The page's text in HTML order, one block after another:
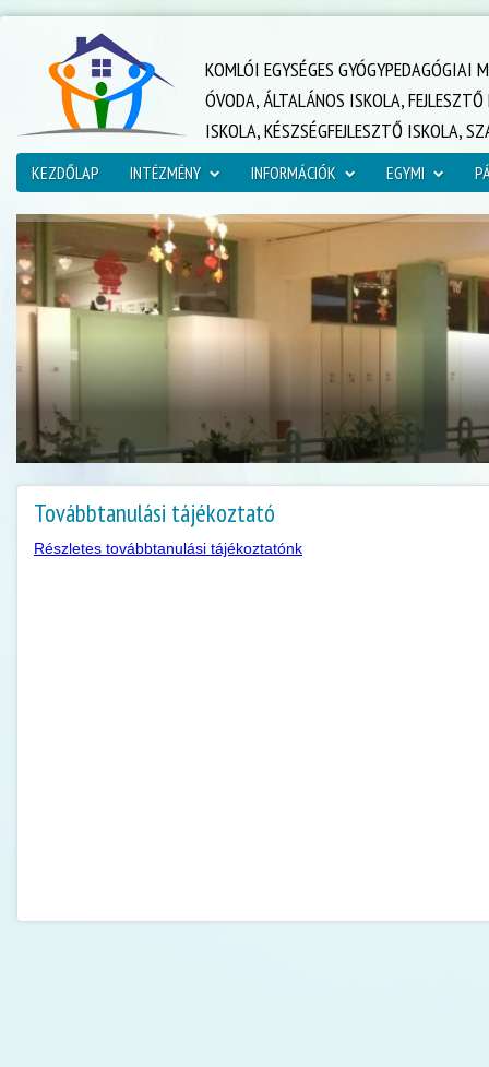
KOMLÓI EGYSÉGES GYÓGYPEDAGÓGIAI
ÓVODA, ÁLTALÁNOS ISKOLA,
ISKOLA, KÉSZSÉGFEJLESZTŐ ISKOLA,
KEZDŐLAP INTÉZMÉNY INFORMÁCIÓK EGYMI
Továbbtanulási tájékoztató
Részletes továbbtanulási tájékoztatónk